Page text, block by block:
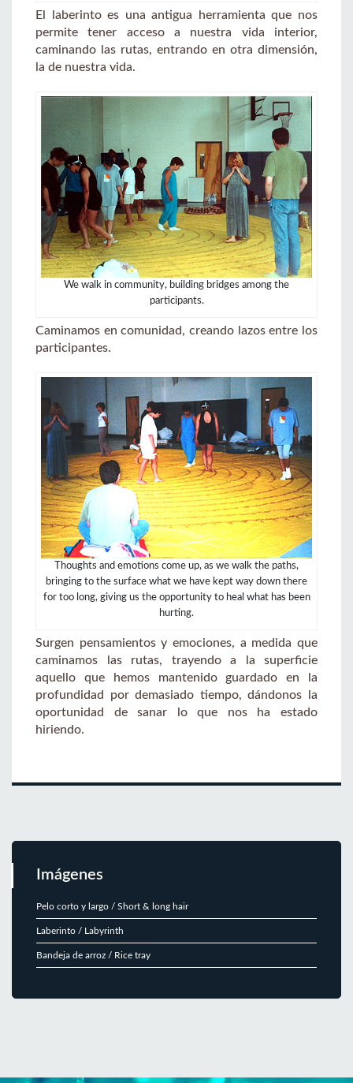
El laberinto es una antigua herramienta que nos
permite tener acceso a nuestra vida interior,
caminando las rutas, entrando en otra dimensión,
la de nuestra vida.
We walk in community, building bridges among the
participants.
Caminamos en comunidad, creando lazos entre los
participantes.
Thoughts and emotions come up, as we walk the paths,
bringing to the surface what we have kept way down there
for too long, giving us the opportunity to heal what has been
hurting.
Surgen pensamientos y emociones, a medida que
caminamos las rutas, trayendo a la superficie
aquello que hemos mantenido guardado en la
profundidad por demasiado tiempo, dándonos la
oportunidad de sanar lo que nos ha estado
hiriendo.
Imágenes
Pelo corto y largo / Short & long hair
Laberinto / Labyrinth
Bandeja de arroz / Rice tray